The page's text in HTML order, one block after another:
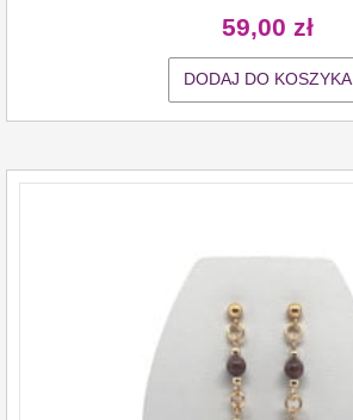
59,00 zł
DODAJ DO KOSZYKA